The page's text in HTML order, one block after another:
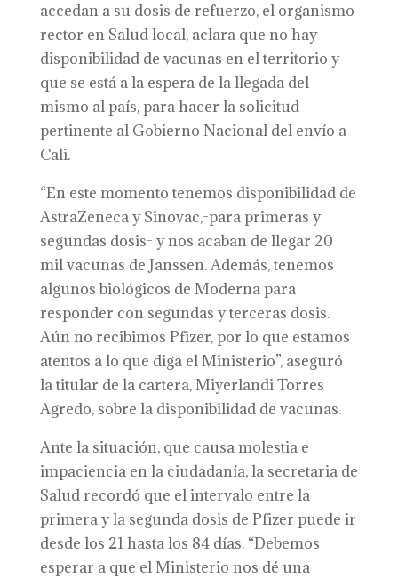
accedan a su dosis de refuerzo, el organismo
rector en Salud local, aclara que no hay
disponibilidad de vacunas en el territorio y
que se está a la espera de la llegada del
mismo al país, para hacer la solicitud
pertinente al Gobierno Nacional del envío a
Cali.
“En este momento tenemos disponibilidad de
AstraZeneca y Sinovac,-para primeras y
segundas dosis- y nos acaban de llegar 20
mil vacunas de Janssen. Además, tenemos
algunos biológicos de Moderna para
responder con segundas y terceras dosis.
Aún no recibimos Pfizer, por lo que estamos
atentos a lo que diga el Ministerio”, aseguró
la titular de la cartera, Miyerlandi Torres
Agredo, sobre la disponibilidad de vacunas.
Ante la situación, que causa molestia e
impaciencia en la ciudadanía, la secretaria de
Salud recordó que el intervalo entre la
primera y la segunda dosis de Pfizer puede ir
desde los 21 hasta los 84 días. “Debemos
esperar a que el Ministerio nos dé una